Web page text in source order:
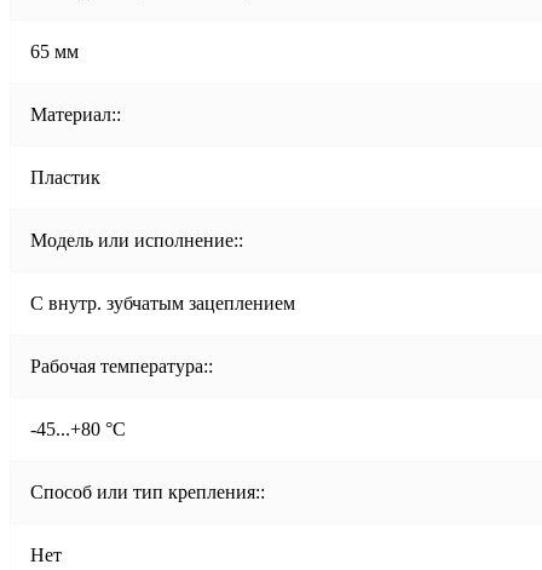
65 мм
Материал::
Пластик
Модель или исполнение::
С внутр. зубчатым зацеплением
Рабочая температура::
-45...+80 °C
Способ или тип крепления::
Нет